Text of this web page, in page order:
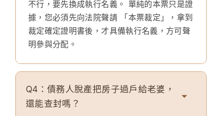
不行，要先換成執行名義。 單純的本票只是證
據，您必須先向法院聲請 「本票裁定」，拿到
裁定確定證明書後，才具備執行名義，方可聲
明參與分配。
Q4：債務人脫產把房子過戶給老婆，
還能查封嗎？